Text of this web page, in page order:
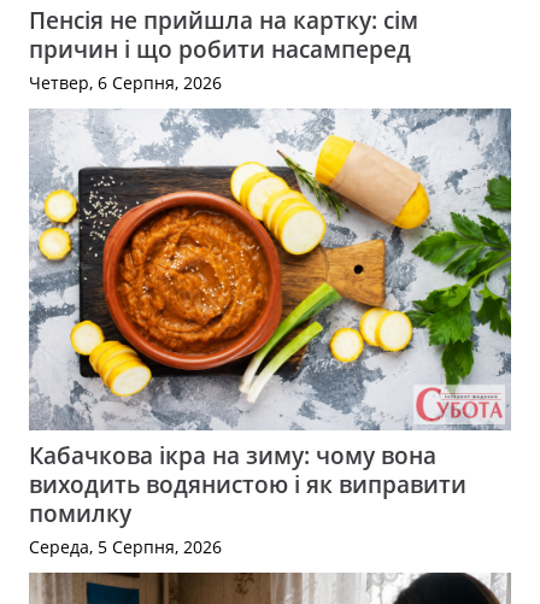
Пенсія не прийшла на картку: сім
причин і що робити насамперед
Четвер, 6 Серпня, 2026
Кабачкова ікра на зиму: чому вона
виходить водянистою і як виправити
помилку
Середа, 5 Серпня, 2026